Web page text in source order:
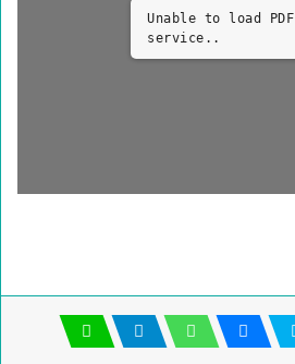
Unable to load PDF
service..